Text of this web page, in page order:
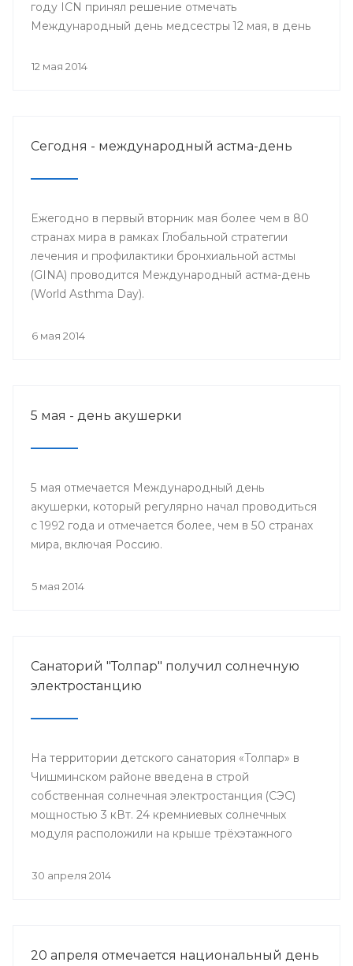
году ICN принял решение отмечать
Международный день медсестры 12 мая, в день
основательниц службы сестёр милосердия
12 мая 2014
Сегодня - международный астма-день
Ежегодно в первый вторник мая более чем в 80
странах мира в рамках Глобальной стратегии
лечения и профилактики бронхиальной астмы
(GINA) проводится Международный астма-день
(World Asthma Day).
6 мая 2014
5 мая - день акушерки
5 мая отмечается Международный день
акушерки, который регулярно начал проводиться
с 1992 года и отмечается более, чем в 50 странах
мира, включая Россию.
5 мая 2014
Санаторий "Толпар" получил солнечную
электростанцию
На территории детского санатория «Толпар» в
Чишминском районе введена в строй
собственная солнечная электростанция (СЭС)
мощностью 3 кВт. 24 кремниевых солнечных
модуля расположили на крыше трёхэтажного
30 апреля 2014
20 апреля отмечается национальный день